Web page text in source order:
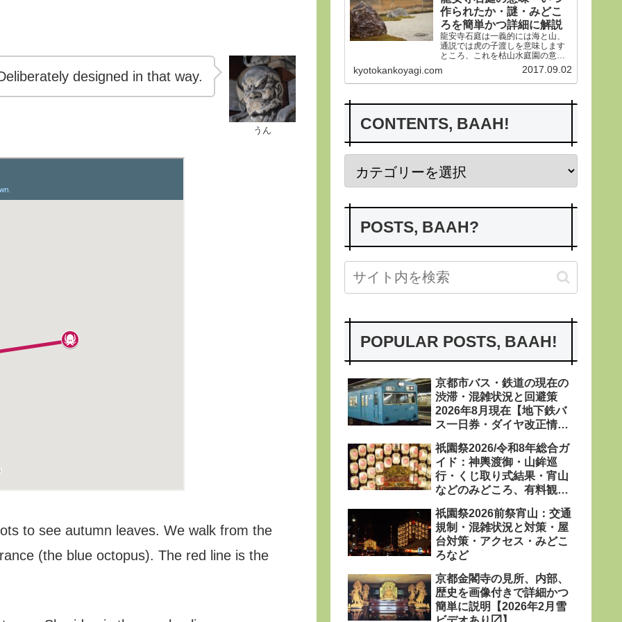
うん
designed in that way.
to see autumn leaves. We walk from the
(the blue octopus). The red line is the
作られたか・謎・みどこ
ろを簡単かつ詳細に解説
龍安寺石庭は一義的には海と山、
通説では虎の子渡しを意味します
ところ、これを枯山水庭園の意義
から詳らかにします。その後、い
つ作られたかなど龍安寺の歴史や
謎、みどころにつき紹介申し上げ
kyotokankoyagi.com 2017.09.02
CONTENTS, BAAH!
POSTS, BAAH?
POPULAR POSTS, BAAH!
京都市バス・鉄道の現在の
渋滞・混雑状況と回避策
2026年8月現在【地下鉄バ
ス一日券・ダイヤ改正情報
祇園祭2026/令和8年総合ガ
イド：神輿渡御・山鉾巡
行・くじ取り式結果・宵山
などのみどころ、有料観覧
などを網羅
祇園祭2026前祭宵山：交通
規制・混雑状況と対策・屋
台対策・アクセス・みどこ
ろなど
京都金閣寺の見所、内部、
歴史を画像付きで詳細かつ
簡単に説明【2026年2月雪